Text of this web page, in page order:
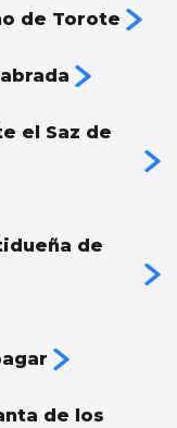
de Torote
el Saz de
de
de los